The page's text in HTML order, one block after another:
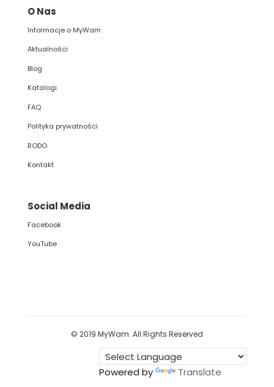
O Nas
Informacje o MyWam
Aktualności
Blog
Katalogi
FAQ
Polityka prywatności
RODO
Kontakt
Social Media
Facebook
YouTube
© 2019 MyWam. All Rights Reserved
Powered by Translate